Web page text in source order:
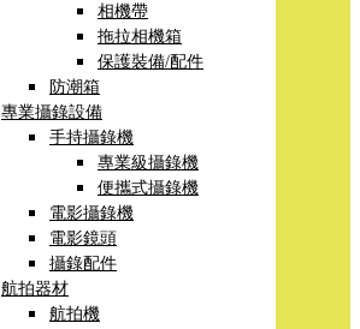
相機帶
拖拉相機箱
保護裝備/配件
防潮箱
專業攝錄設備
手持攝錄機
專業級攝錄機
便攜式攝錄機
電影攝錄機
電影鏡頭
攝錄配件
航拍器材
航拍機